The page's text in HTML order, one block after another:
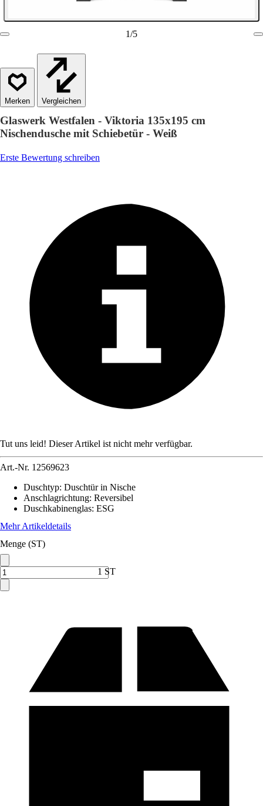
1/5
Vergleichen
Glaswerk Westfalen - Viktoria 135x195 cm
Nischendusche mit Schiebetür - Weiß
Erste Bewertung schreiben
Tut uns leid! Dieser Artikel ist nicht mehr verfügbar.
Art.-Nr. 12569623
Duschtyp: Duschtür in Nische
Anschlagrichtung: Reversibel
Duschkabinenglas: ESG
Mehr Artikeldetails
Menge (ST)
1 ST